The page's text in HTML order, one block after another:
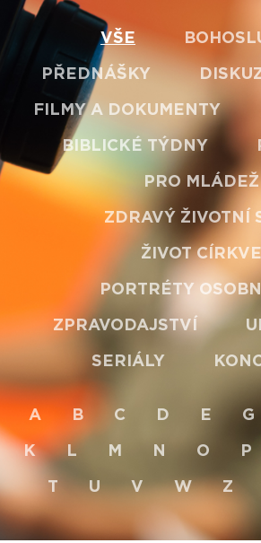
VŠE
PŘEDNÁŠKY
FILMY A DOKUMENTY
BIBLICKÉ TÝDNY
PRO MLÁDEŽ
ZDRAVÝ ŽIVOTNÍ
ŽIVOT CÍRKVE
PORTRÉTY
ZPRAVODAJSTVÍ
SERIÁLY
A B C D E G
K L M N O P
T U V W Z